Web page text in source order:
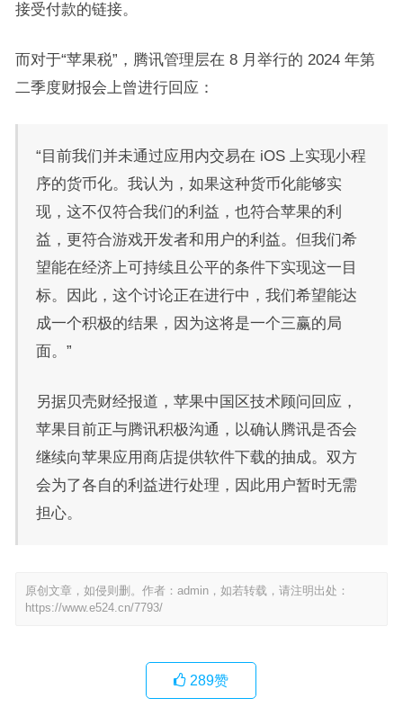
接受付款的链接。
而对于“苹果税”，腾讯管理层在 8 月举行的 2024 年第
二季度财报会上曾进行回应：
“目前我们并未通过应用内交易在 iOS 上实现小程
序的货币化。我认为，如果这种货币化能够实
现，这不仅符合我们的利益，也符合苹果的利
益，更符合游戏开发者和用户的利益。但我们希
望能在经济上可持续且公平的条件下实现这一目
标。因此，这个讨论正在进行中，我们希望能达
成一个积极的结果，因为这将是一个三赢的局
面。”
另据贝壳财经报道，苹果中国区技术顾问回应，
苹果目前正与腾讯积极沟通，以确认腾讯是否会
继续向苹果应用商店提供软件下载的抽成。双方
会为了各自的利益进行处理，因此用户暂时无需
担心。
原创文章，如侵则删。作者：admin，如若转载，请注明出处：
https://www.e524.cn/7793/
289赞